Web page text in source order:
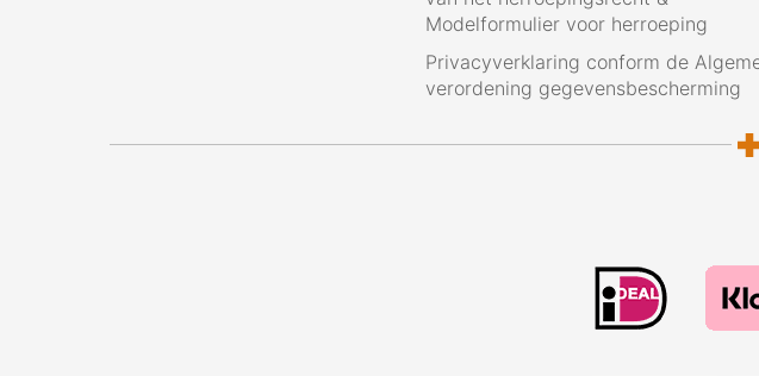
Modelformulier voor herroeping
Privacyverklaring conform de
verordening gegevensbescherming